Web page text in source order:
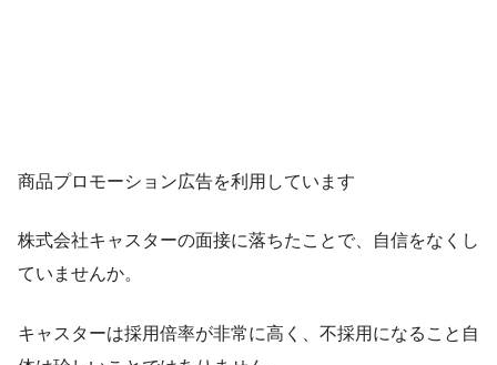
商品プロモーション広告を利用しています
株式会社キャスターの面接に落ちたことで、自信をなくし
ていませんか。
キャスターは採用倍率が非常に高く、不採用になること自